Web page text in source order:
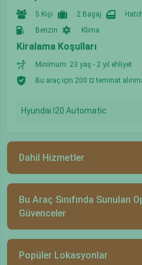
5 Kişi 2 Bagaj
Benzin
Klima
Kiralama Koşulları
Minimum: 23 yaş - 2 yıl ehliyet
Bu araç için 200 ¤ teminat
Hyundai I20 Automatic
Dahil Hizmetler
Bu Araç Sınıfında Sunulan
Güvenceler
Popüler Lokasyonlar